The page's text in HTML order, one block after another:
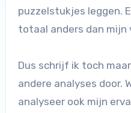
puzzelstukjes leggen.
totaal anders dan mijn
Dus schrijf ik toch
andere analyses door.
analyseer ook mijn